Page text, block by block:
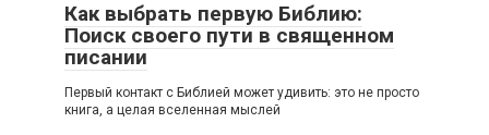
Как выбрать первую Библию:
Поиск своего пути в священном
писании
Первый контакт с Библией может удивить: это не просто
книга, а целая вселенная мыслей